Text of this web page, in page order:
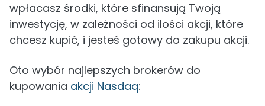
wpłacasz środki, które sfinansują Twoją
inwestycję, w zależności od ilości akcji, które
chcesz kupić, i jesteś gotowy do zakupu akcji.
Oto wybór najlepszych brokerów do
kupowania akcji Nasdaq: